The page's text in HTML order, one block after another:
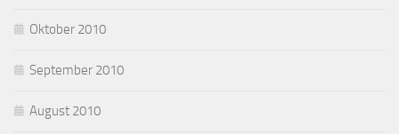
Oktober 2010
September 2010
August 2010